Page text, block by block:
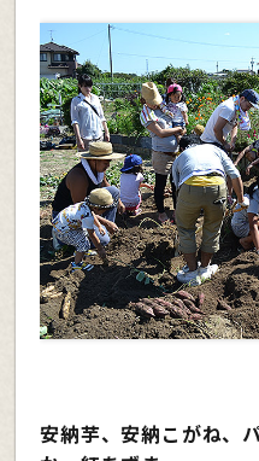
安納芋、安納こがね、